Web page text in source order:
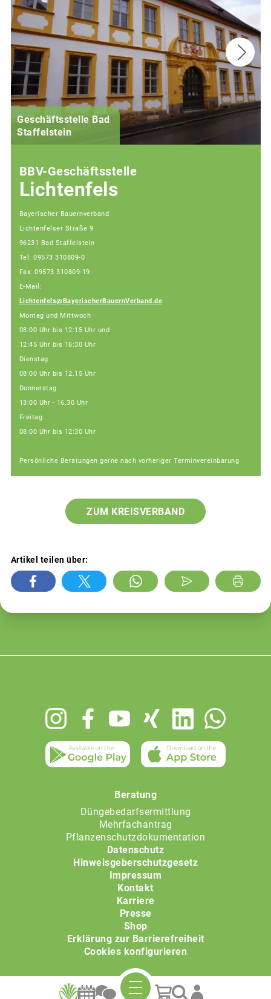
Geschäftsstelle Bad
Staffelstein
BBV-Geschäftsstelle
Lichtenfels
Bayerischer Bauernverband
Lichtenfelser Straße 9
96231 Bad Staffelstein
Tel: 09573 310809-0
Fax: 09573 310809-19
E-Mail:
Lichtenfels@BayerischerBauernVerband.de
Montag und Mittwoch
08:00 Uhr bis 12:15 Uhr und
12:45 Uhr bis 16:30 Uhr
Dienstag
08:00 Uhr bis 12.15 Uhr
Donnerstag
13:00 Uhr - 16.30 Uhr
Freitag
08:00 Uhr bis 12:30 Uhr
Persönliche Beratungen gerne nach vorheriger Terminvereinbarung
ZUM KREISVERBAND
Artikel teilen über:
Beratung
Düngebedarfsermittlung
Mehrfachantrag
Pflanzenschutzdokumentation
Datenschutz
Hinweisgeberschutzgesetz
Impressum
Kontakt
Karriere
Presse
Shop
Erklärung zur Barrierefreiheit
Cookies konfigurieren